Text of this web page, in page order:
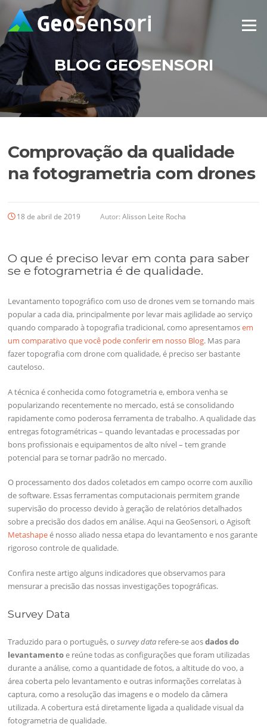
para
conteúdo
Menu
BLOG GEOSENSORI
Comprovação da qualidade
na fotogrametria com drones
18 de abril de 2019 Autor:Alisson Leite Rocha
O que é preciso levar em conta para saber
se e fotogrametria é de qualidade.
Levantamento topográfico com uso de drones vem se tornando mais
popular a cada dia, principalmente por levar mais agilidade ao serviço
quando comparado à topografia tradicional, como apresentamosem
um comparativo que você pode conferir em nosso Blog. Mas para
fazer topografia com drone com qualidade, é preciso ser bastante
cauteloso.
A técnica é conhecida como fotogrametria e, embora venha se
popularizando recentemente no mercado, está se consolidando
rapidamente como poderosa ferramenta de trabalho. A qualidade das
entregas fotogramétricas – quando levantadas e processadas por
bons profissionais e equipamentos de alto nível – tem grande
potencial para se tornar padrão no mercado.
O processamento dos dados coletados em campo ocorre com auxílio
de software. Essas ferramentas computacionais permitem grande
supervisão do processo devido à geração de relatórios detalhados
sobre a precisão dos dados em análise. Aqui na GeoSensori, o Agisoft
Metashapeé nosso aliado nessa etapa do levantamento e nos garante
rigoroso controle de qualidade.
Confira neste artigo alguns indicadores que observamos para
mensurar a precisão das nossas investigações topográficas.
Survey Data
Traduzido para o português, osurvey data refere-se aosdados do
levantamentoe reúne todas as configurações que foram utilizadas
durante a análise, como a quantidade de fotos, a altitude do voo, a
área coberta pelo levantamento e outras informações correlatas à
captura, como a resolução das imagens e o modelo da câmera
utilizada. A cobertura está diretamente ligada a qualidade visual da
fotogrametria de qualidade.